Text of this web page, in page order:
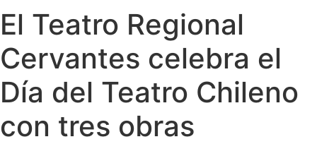
El Teatro Regional
Cervantes celebra el
Día del Teatro Chileno
con tres obras